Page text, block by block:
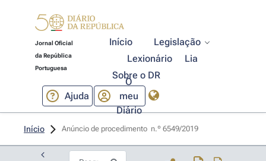
Jornal Oficial
da República
Portuguesa
Início
Legislação
Lexionário
Lia
Sobre o DR
Ajuda
O
meu
Diário
Início Anúncio de procedimento  n.º 6549/2019